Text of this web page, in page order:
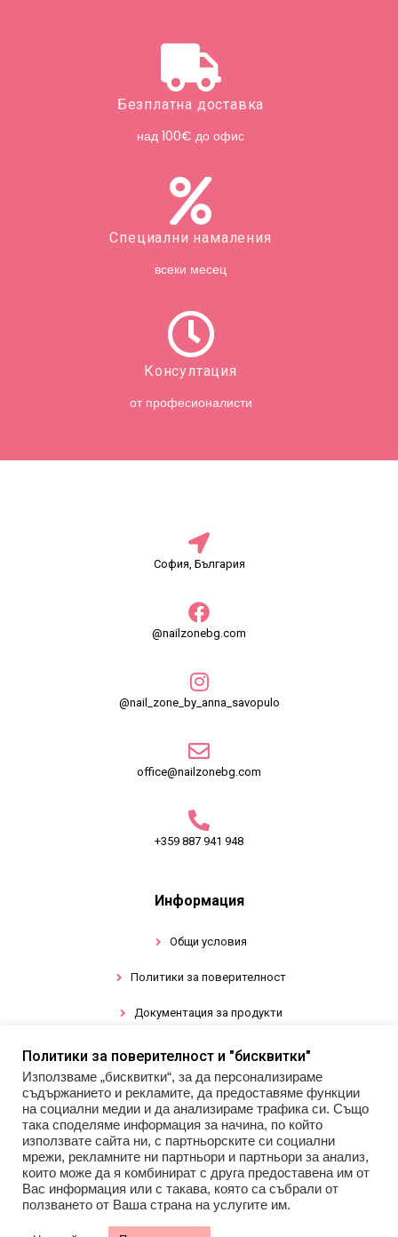
Безплатна доставка
над 100€ до офис
Специални намаления
всеки месец
Консултация
от професионалисти
София, България
@nailzonebg.com
@nail_zone_by_anna_savopulo
office@nailzonebg.com
+359 887 941 948
Информация
Общи условия
Политики за поверителност
Документация за продукти
Промоции
Гел лак
Инструменти
Декорации за нокти
Политики за поверителност и "бисквитки"
Използваме „бисквитки“, за да персонализираме
съдържанието и рекламите, да предоставяме функции
на социални медии и да анализираме трафика си. Също
така споделяме информация за начина, по който
използвате сайта ни, с партньорските си социални
мрежи, рекламните ни партньори и партньори за анализ,
които може да я комбинират с друга предоставена им от
Вас информация или с такава, която са събрали от
ползването от Ваша страна на услугите им.